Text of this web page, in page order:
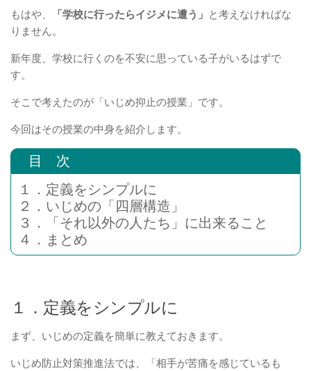
もはや、
「学校に行ったらイジメに遭う」 と考えなければな
りません。
新年度、学校に行くのを不安に思っている子がいるはずで
す。
そこで考えたのが「いじめ抑止の授業」です。
今回はその授業の中身を紹介します。
目 次
１．定義をシンプルに
２．いじめの「四層構造」
３．「それ以外の人たち」に出来ること
４．まとめ
１．定義をシンプルに
まず、いじめの定義を簡単に教えておきます。
いじめ防止対策推進法では、「相手が苦痛を感じているも